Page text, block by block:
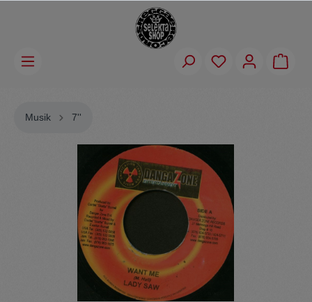
Musik 7''